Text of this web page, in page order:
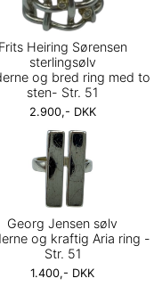
Frits Heiring Sørensen
sterlingsølv
og bred ring med to
sten- Str. 51
2.900,- DKK
Georg Jensen sølv
og kraftig Aria ring -
Str. 51
1.400,- DKK